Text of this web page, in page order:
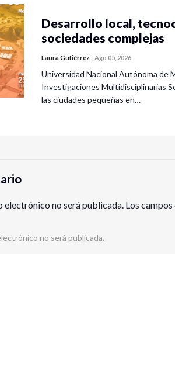
Desarrollo local,
sociedades complejas
Laura Gutiérrez -Ago 05, 2026
Universidad Nacional Autónoma de
Investigaciones Multidisciplinarias
las ciudades pequeñas en…
electrónico no será publicada. Los
no será publicada.